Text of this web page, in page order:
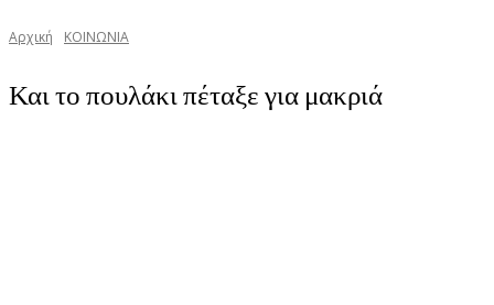
Αρχική ΚΟΙΝΩΝΙΑ
Και το πουλάκι πέταξε για μακριά